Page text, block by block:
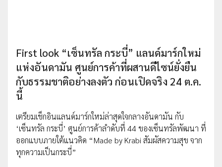
First look “เซ็นทรัล กระบี่” แลนด์มาร์กใหม่
แห่งอันดามัน ศูนย์การค้าที่ผสานดีไซน์ยั่งยืน
กับธรรมชาติอย่างลงตัว ก่อนเปิดจริง 24 ต.ค.
นี้
เตรียมเช็กอินแลนด์มาร์กใหม่ล่าสุดใจกลางอันดามัน กับ
‘เซ็นทรัล กระบี่’ ศูนย์การค้าลำดับที่ 44 ของเซ็นทรัลพัฒนา ที่
ออกแบบภายใต้แนวคิด “Made by Krabi สัมผัสความสุข จาก
ทุกความเป็นกระบี่”